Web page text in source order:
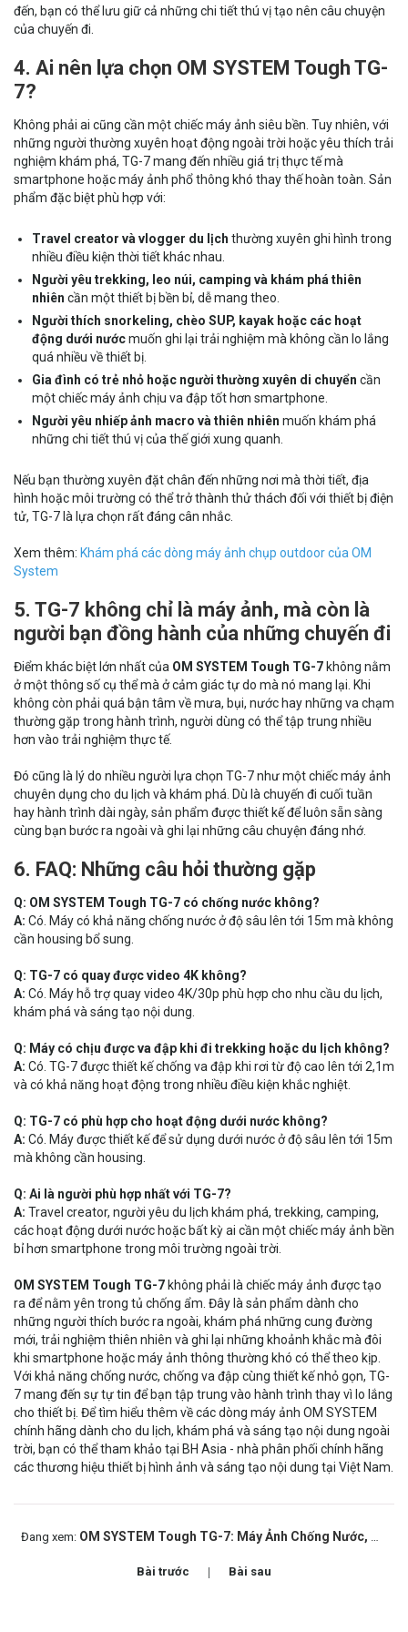
đến, bạn có thể lưu giữ cả những chi tiết thú vị tạo nên câu chuyện
của chuyến đi.
4. Ai nên lựa chọn OM SYSTEM Tough TG-
7?
Không phải ai cũng cần một chiếc máy ảnh siêu bền. Tuy nhiên, với
những người thường xuyên hoạt động ngoài trời hoặc yêu thích trải
nghiệm khám phá, TG-7 mang đến nhiều giá trị thực tế mà
smartphone hoặc máy ảnh phổ thông khó thay thế hoàn toàn. Sản
phẩm đặc biệt phù hợp với:
Travel creator và vlogger du lịch thường xuyên ghi hình trong
nhiều điều kiện thời tiết khác nhau.
Người yêu trekking, leo núi, camping và khám phá thiên
nhiên cần một thiết bị bền bỉ, dễ mang theo.
Người thích snorkeling, chèo SUP, kayak hoặc các hoạt
động dưới nướcmuốn ghi lại trải nghiệm mà không cần lo lắng
quá nhiều về thiết bị.
Gia đình có trẻ nhỏ hoặc người thường xuyên di chuyển cần
một chiếc máy ảnh chịu va đập tốt hơn smartphone.
Người yêu nhiếp ảnh macro và thiên nhiên muốn khám phá
những chi tiết thú vị của thế giới xung quanh.
Nếu bạn thường xuyên đặt chân đến những nơi mà thời tiết, địa
hình hoặc môi trường có thể trở thành thử thách đối với thiết bị điện
tử, TG-7 là lựa chọn rất đáng cân nhắc.
Xem thêm: Khám phá các dòng máy ảnh chụp outdoor của OM
System
5. TG-7 không chỉ là máy ảnh, mà còn là
người bạn đồng hành của những chuyến đi
Điểm khác biệt lớn nhất của OM SYSTEM Tough TG-7 không nằm
ở một thông số cụ thể mà ở cảm giác tự do mà nó mang lại. Khi
không còn phải quá bận tâm về mưa, bụi, nước hay những va chạm
thường gặp trong hành trình, người dùng có thể tập trung nhiều
hơn vào trải nghiệm thực tế.
Đó cũng là lý do nhiều người lựa chọn TG-7 như một chiếc máy ảnh
chuyên dụng cho du lịch và khám phá. Dù là chuyến đi cuối tuần
hay hành trình dài ngày, sản phẩm được thiết kế để luôn sẵn sàng
cùng bạn bước ra ngoài và ghi lại những câu chuyện đáng nhớ.
6. FAQ: Những câu hỏi thường gặp
Q: OM SYSTEM Tough TG-7 có chống nước không?
A: Có. Máy có khả năng chống nước ở độ sâu lên tới 15m mà không
cần housing bổ sung.
Q: TG-7 có quay được video 4K không?
A: Có. Máy hỗ trợ quay video 4K/30p phù hợp cho nhu cầu du lịch,
khám phá và sáng tạo nội dung.
Q: Máy có chịu được va đập khi đi trekking hoặc du lịch không?
A: Có. TG-7 được thiết kế chống va đập khi rơi từ độ cao lên tới 2,1m
và có khả năng hoạt động trong nhiều điều kiện khắc nghiệt.
Q: TG-7 có phù hợp cho hoạt động dưới nước không?
A: Có. Máy được thiết kế để sử dụng dưới nước ở độ sâu lên tới 15m
mà không cần housing.
Q: Ai là người phù hợp nhất với TG-7?
A: Travel creator, người yêu du lịch khám phá, trekking, camping,
các hoạt động dưới nước hoặc bất kỳ ai cần một chiếc máy ảnh bền
bỉ hơn smartphone trong môi trường ngoài trời.
OM SYSTEM Tough TG-7 không phải là chiếc máy ảnh được tạo
ra để nằm yên trong tủ chống ẩm. Đây là sản phẩm dành cho
những người thích bước ra ngoài, khám phá những cung đường
mới, trải nghiệm thiên nhiên và ghi lại những khoảnh khắc mà đôi
khi smartphone hoặc máy ảnh thông thường khó có thể theo kịp.
Với khả năng chống nước, chống va đập cùng thiết kế nhỏ gọn, TG-
7 mang đến sự tự tin để bạn tập trung vào hành trình thay vì lo lắng
cho thiết bị. Để tìm hiểu thêm về các dòng máy ảnh OM SYSTEM
chính hãng dành cho du lịch, khám phá và sáng tạo nội dung ngoài
trời, bạn có thể tham khảo tại BH Asia - nhà phân phối chính hãng
các thương hiệu thiết bị hình ảnh và sáng tạo nội dung tại Việt Nam.
Đang xem: OM SYSTEM Tough TG-7: Máy Ảnh Chống Nước, Chống Va Đập Cho Ai Thường Xuyên Gặp Sự Cố Khi Quay Ngoài Trời?
Bài trước Bài sau